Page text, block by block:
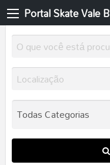
Portal Skate Vale